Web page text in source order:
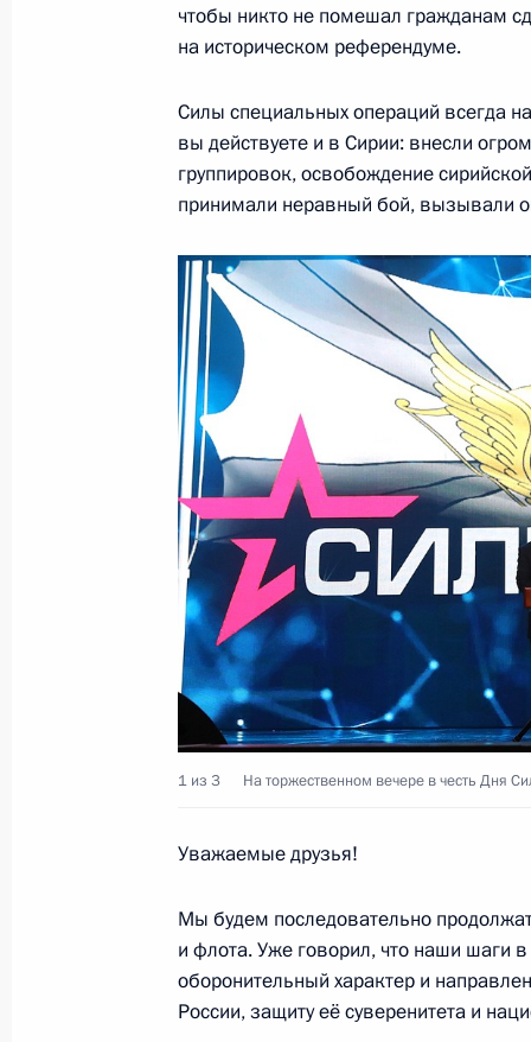
Президент возложил венок к
23 февраля 2019 года, 12:30 Москва
22 февраля 2019 года, пятница
Торжественный вечер,
22 февраля 2019 года, 19:40 Москва, Кремль
Совещание с постоянными
22 февраля 2019 года, 14:40 Москва,
21 февраля 2019 года, четверг
Встреча с руководителем
Никитиным
21 февраля 2019 года, 17:10 Москва,
Встреча с главой ФНПР Михаилом
21 февраля 2019 года, 16:30
Телефонный разговор с Премьер-
чтобы никто не помешал гражданам
на историческом референдуме.
Силы специальных операций всегда
вы действуете и в Сирии: внесли
группировок, освобождение
принимали неравный бой, вызывали
1 из 3 На торжественном вечере в честь Дня
Уважаемые друзья!
Мы будем последовательно
и флота. Уже говорил, что наши шаги
оборонительный характер и
России, защиту её суверенитета и